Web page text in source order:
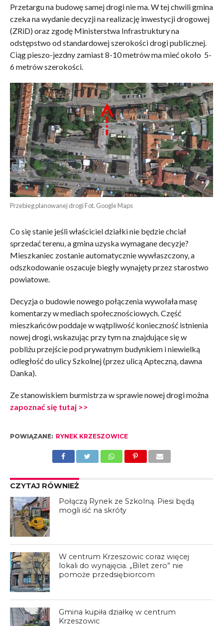
Przetargu na budowę samej drogi nie ma. W tej chwili gmina
czeka na wydanie decyzji na realizację inwestycji drogowej
(ZRiD) oraz zgodę Ministerstwa Infrastruktury na
odstępstwo od standardowej szerokości drogi publicznej.
Ciąg pieszo-jezdny zamiast 8-10 metrów ma mieć około 5-
6 metrów szerokości.
Przebieg planowanej drogi Fot. Google Maps
Co się stanie jeśli właściciel działki nie będzie chciał
sprzedać terenu, a gmina uzyska wymagane decyzje?
Mieszkaniec zostanie automatycznie wywłaszczony, a
odszkodowanie oszacuje biegły wynajęty przez starostwo
powiatowe.
Decyzja o budowie nowego połączenia wywołała masę
komentarzy w mediach społecznościowych. Część
mieszkańców poddaje w wątpliwość konieczność istnienia
nowej drogi, wskazując przy tym na znajdujące się w
pobliżu przejście pod prywatnym budynkiem i niewielką
odległość do ulicy Szkolnej (przez ulicą Apteczną, dawna
Danka).
Ze stanowiskiem burmistrza w sprawie nowej drogi można
zapoznać się tutaj >>
POWIĄZANE: RYNEK KRZESZOWICE
CZYTAJ RÓWNIEŻ
Połączą Rynek ze Szkolną. Piesi będą
mogli iść na skróty
W centrum Krzeszowic coraz więcej
lokali do wynajęcia. „Bilet zero” nie
pomoże przedsiębiorcom
Gmina kupiła działkę w centrum
Krzeszowic